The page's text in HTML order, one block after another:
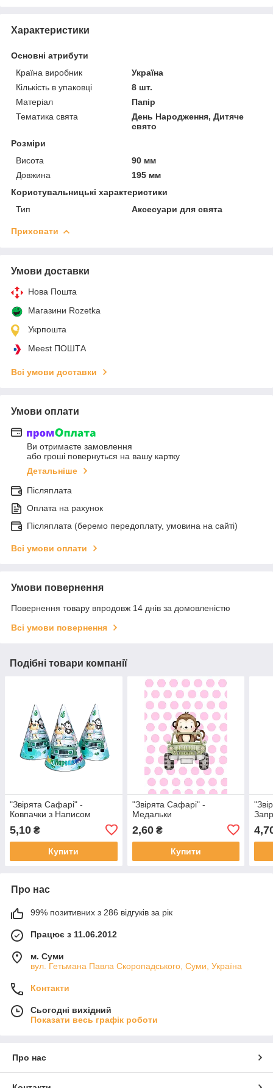
Характеристики
Основні атрибути
Країна виробник
Україна
Кількість в упаковці
8 шт.
Матеріал
Папір
Тематика свята
День Народження, Дитяче
свято
Розміри
Висота
90 мм
Довжина
195 мм
Користувальницькі характеристики
Тип
Аксесуари для свята
Приховати
Умови доставки
Нова Пошта
Магазини Rozetka
Укрпошта
Meest ПОШТА
Всі умови доставки
Умови оплати
Ви отримаєте замовлення
або гроші повернуться на вашу картку
Детальніше
Післяплата
Оплата на рахунок
Післяплата (беремо передоплату, умовина на сайті)
Всі умови оплати
Умови повернення
Повернення товару впродовж 14 днів за домовленістю
Всі умови повернення
Подібні товари компанії
"Звірята Сафарі" -
Ковпачки з Написом
5,10 ₴
Купити
"Звірята Сафарі" -
Медальки
2,60₴
Купити
Про нас
99% позитивних з 286 відгуків за рік
Працює з 11.06.2012
м. Суми
вул. Гетьмана Павла Скоропадського, Суми, Україна
Контакти
Сьогодні вихідний
Показати весь графік роботи
Про нас